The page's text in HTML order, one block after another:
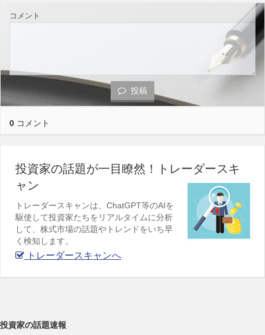
コメント
投稿
0 コメント
投資家の話題が一目瞭然！トレーダースキ
ャン
トレーダースキャンは、ChatGPT等のAIを
駆使して投資家たちをリアルタイムに分析
して、株式市場の話題やトレンドをいち早
く検知します。
トレーダースキャンへ
投資家の話題速報